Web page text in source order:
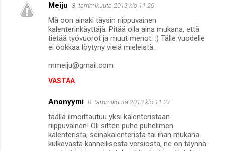
Meiju 8. tammikuuta 2013 klo 11.20
Mä oon ainaki täysin riippuvainen
kalenterinkäyttäjä. Pitää olla aina mukana, että
tietää työvuorot ja muut menot. :) Tälle vuodelle
ei ookkaa löytyny vielä mieleistä.
mmeiju@gmail.com
VASTAA
Anonyymi 8. tammikuuta 2013 klo 11.27
täällä ilmoittautuu yksi kalenteristaan
riippuvainen! Oli sitten puhe puhelimen
kalenterista, seinäkalenterista tai ihan mukana
kulkevasta kannellisesta versiosta, ne on täynnä